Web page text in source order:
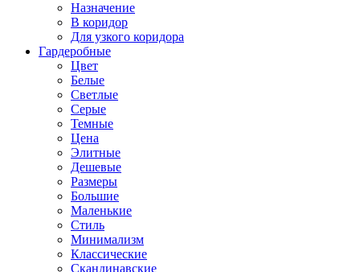
Назначение
В коридор
Для узкого коридора
Гардеробные
Цвет
Белые
Светлые
Серые
Темные
Цена
Элитные
Дешевые
Размеры
Большие
Маленькие
Стиль
Минимализм
Классические
Скандинавские